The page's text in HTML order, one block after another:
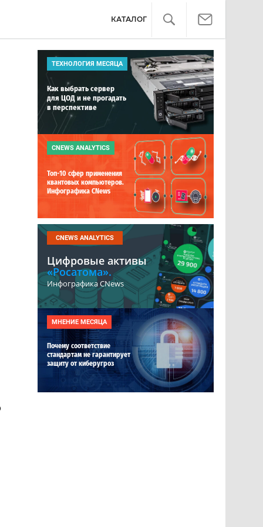
КАТАЛОГ
ТЕХНОЛОГИЯ МЕСЯЦА
Как выбрать сервер
для ЦОД и не прогадать
в перспективе
CNEWS ANALYTICS
Топ-10 сфер применения
квантовых компьютеров.
Инфографика CNews
CNEWS ANALYTICS
Цифровые активы
«Росатома».
Инфографика CNews
МНЕНИЕ МЕСЯЦА
Почему соответствие
стандартам не гарантирует
защиту от киберугроз